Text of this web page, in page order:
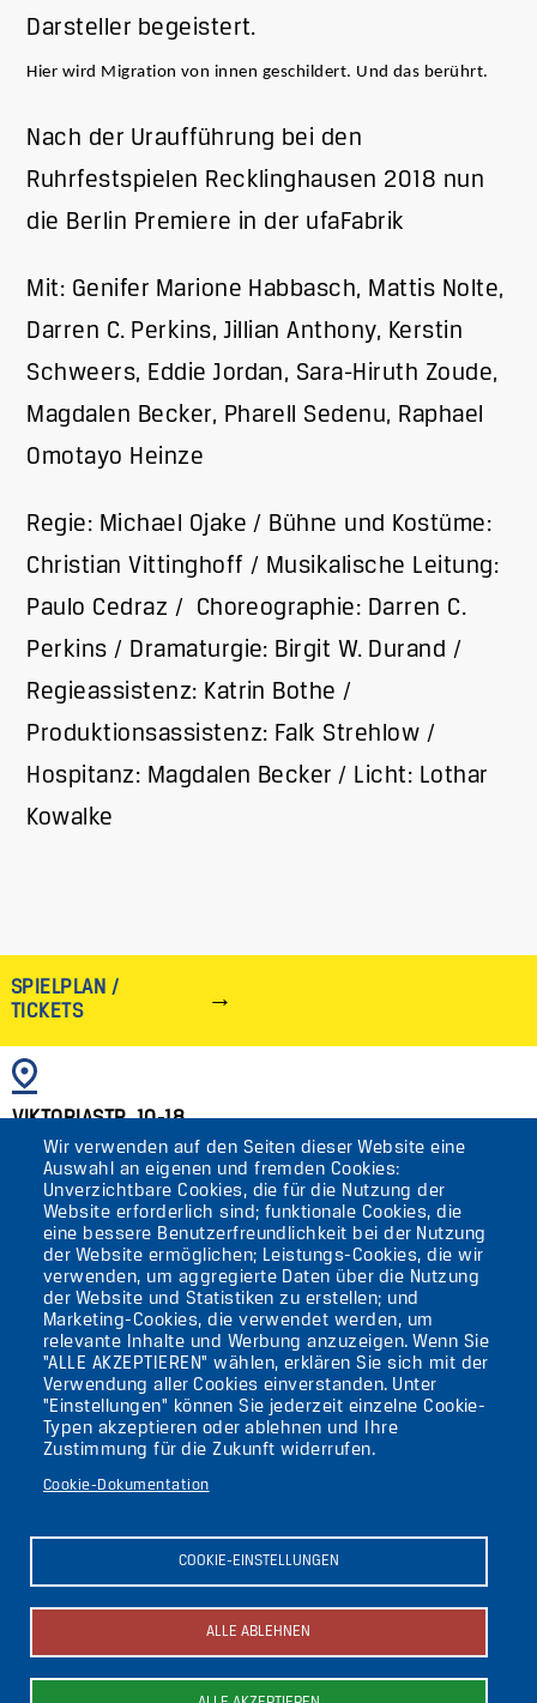
Wir verwenden auf den Seiten dieser Website eine
Auswahl an eigenen und fremden Cookies:
Unverzichtbare Cookies, die für die Nutzung der
Website erforderlich sind; funktionale Cookies, die
eine bessere Benutzerfreundlichkeit bei der Nutzung
der Website ermöglichen; Leistungs-Cookies, die wir
verwenden, um aggregierte Daten über die Nutzung
der Website und Statistiken zu erstellen; und
Marketing-Cookies, die verwendet werden, um
relevante Inhalte und Werbung anzuzeigen. Wenn Sie
"ALLE AKZEPTIEREN" wählen, erklären Sie sich mit der
Verwendung aller Cookies einverstanden. Unter
"Einstellungen" können Sie jederzeit einzelne Cookie-
Typen akzeptieren oder ablehnen und Ihre
Zustimmung für die Zukunft widerrufen.
Cookie-Dokumentation
COOKIE-EINSTELLUNGEN
ALLE ABLEHNEN
Darsteller begeistert.
Hier wird Migration von innen geschildert. Und das berührt.
Nach der Uraufführung bei den
Ruhrfestspielen Recklinghausen 2018 nun
die Berlin Premiere in der ufaFabrik
Mit: Genifer Marione Habbasch, Mattis Nolte,
Darren C. Perkins, Jillian Anthony, Kerstin
Schweers, Eddie Jordan, Sara-Hiruth Zoude,
Magdalen Becker, Pharell Sedenu, Raphael
Omotayo Heinze
Regie: Michael Ojake / Bühne und Kostüme:
Christian Vittinghoff / Musikalische Leitung:
Paulo Cedraz / Choreographie: Darren C.
Perkins / Dramaturgie: Birgit W. Durand /
Regieassistenz: Katrin Bothe /
Produktionsassistenz: Falk Strehlow /
Hospitanz: Magdalen Becker / Licht: Lothar
Kowalke
SPIELPLAN /
TICKETS
BILD
VIKTORIASTR. 10-18
12105 BERLIN
TEMPELHOF
AKTUELLES
KONTAKT
DIE UFAFABRIK
BERLIN
Suche
Secondary
menu
(GERMAN)
Newsletter abonnieren